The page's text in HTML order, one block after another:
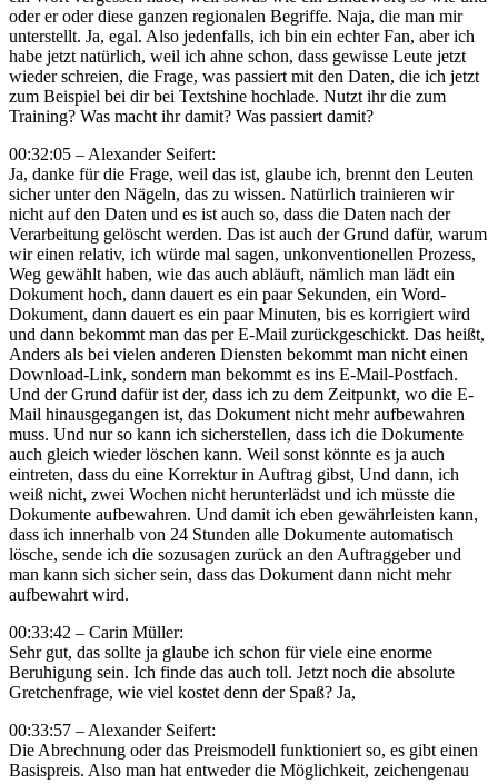
oder er oder diese ganzen regionalen Begriffe. Naja, die man mir
unterstellt. Ja, egal. Also jedenfalls, ich bin ein echter Fan, aber ich
habe jetzt natürlich, weil ich ahne schon, dass gewisse Leute jetzt
wieder schreien, die Frage, was passiert mit den Daten, die ich jetzt
zum Beispiel bei dir bei Textshine hochlade. Nutzt ihr die zum
Training? Was macht ihr damit? Was passiert damit?
00:32:05 – Alexander Seifert:
Ja, danke für die Frage, weil das ist, glaube ich, brennt den Leuten
sicher unter den Nägeln, das zu wissen. Natürlich trainieren wir
nicht auf den Daten und es ist auch so, dass die Daten nach der
Verarbeitung gelöscht werden. Das ist auch der Grund dafür, warum
wir einen relativ, ich würde mal sagen, unkonventionellen Prozess,
Weg gewählt haben, wie das auch abläuft, nämlich man lädt ein
Dokument hoch, dann dauert es ein paar Sekunden, ein Word-
Dokument, dann dauert es ein paar Minuten, bis es korrigiert wird
und dann bekommt man das per E-Mail zurückgeschickt. Das heißt,
Anders als bei vielen anderen Diensten bekommt man nicht einen
Download-Link, sondern man bekommt es ins E-Mail-Postfach.
Und der Grund dafür ist der, dass ich zu dem Zeitpunkt, wo die E-
Mail hinausgegangen ist, das Dokument nicht mehr aufbewahren
muss. Und nur so kann ich sicherstellen, dass ich die Dokumente
auch gleich wieder löschen kann. Weil sonst könnte es ja auch
eintreten, dass du eine Korrektur in Auftrag gibst, Und dann, ich
weiß nicht, zwei Wochen nicht herunterlädst und ich müsste die
Dokumente aufbewahren. Und damit ich eben gewährleisten kann,
dass ich innerhalb von 24 Stunden alle Dokumente automatisch
lösche, sende ich die sozusagen zurück an den Auftraggeber und
man kann sich sicher sein, dass das Dokument dann nicht mehr
aufbewahrt wird.
00:33:42 – Carin Müller:
Sehr gut, das sollte ja glaube ich schon für viele eine enorme
Beruhigung sein. Ich finde das auch toll. Jetzt noch die absolute
Gretchenfrage, wie viel kostet denn der Spaß? Ja,
00:33:57 – Alexander Seifert:
Die Abrechnung oder das Preismodell funktioniert so, es gibt einen
Basispreis. Also man hat entweder die Möglichkeit, zeichengenau